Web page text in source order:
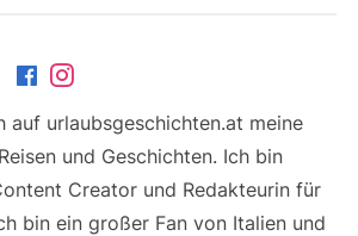
auf urlaubsgeschichten.at meine
und Geschichten. Ich bin
Creator und Redakteurin für
bin ein großer Fan von Italien und